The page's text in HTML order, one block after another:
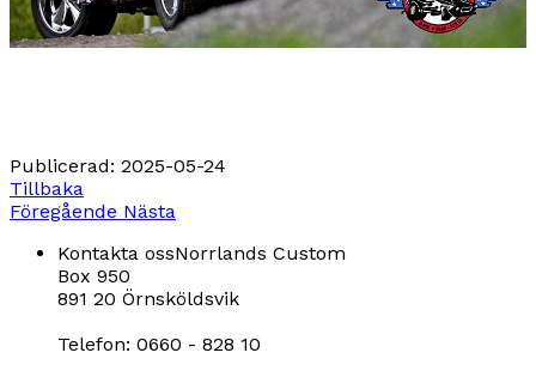
Publicerad: 2025-05-24
Tillbaka
Föregående Nästa
Kontakta ossNorrlands Custom
Box 950
891 20 Örnsköldsvik
Telefon: 0660 - 828 10